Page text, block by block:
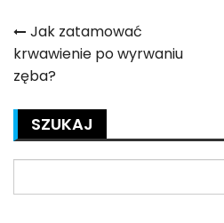
Nawigacja
wpisu
Jak zatamować
krwawienie po wyrwaniu
zęba?
SZUKAJ
for: